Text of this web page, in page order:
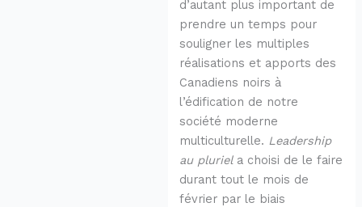
d’autant plus important de
prendre un temps pour
souligner les multiples
réalisations et apports des
Canadiens noirs à
l’édification de notre
société moderne
multiculturelle. Leadership
au pluriela choisi de le faire
durant tout le mois de
février par le biais